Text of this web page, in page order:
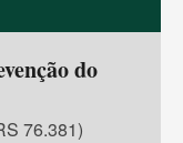
do
76.381)